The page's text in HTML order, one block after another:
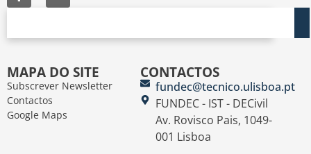
MAPA DO SITE
Subscrever Newsletter
Contactos
Google Maps
CONTACTOS
fundec@tecnico.ulisboa.pt
FUNDEC - IST - DECivil
Av. Rovisco Pais, 1049-
001 Lisboa